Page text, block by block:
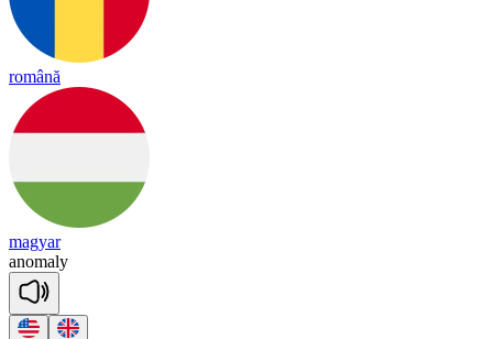
română
magyar
anomaly